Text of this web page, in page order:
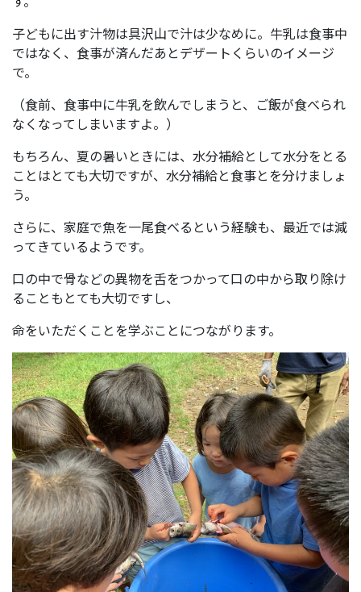
子どもに出す汁物は具沢山で汁は少なめに。牛乳は食事中
ではなく、食事が済んだあとデザートくらいのイメージ
で。
（食前、食事中に牛乳を飲んでしまうと、ご飯が食べられ
なくなってしまいますよ。）
もちろん、夏の暑いときには、水分補給として水分をとる
ことはとても大切ですが、水分補給と食事とを分けましょ
う。
さらに、家庭で魚を一尾食べるという経験も、最近では減
ってきているようです。
口の中で骨などの異物を舌をつかって口の中から取り除け
ることもとても大切ですし、
命をいただくことを学ぶことにつながります。